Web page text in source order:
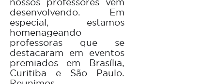
desenvolvendo. Em
especial, estamos
homenageando
professoras que se
destacaram em eventos
premiados em Brasília,
Curitiba e São Paulo.